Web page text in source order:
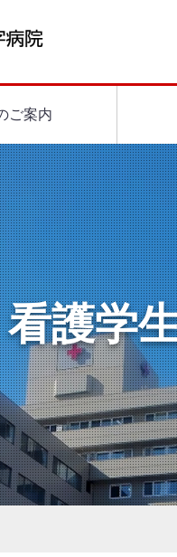
ご案内
看護学